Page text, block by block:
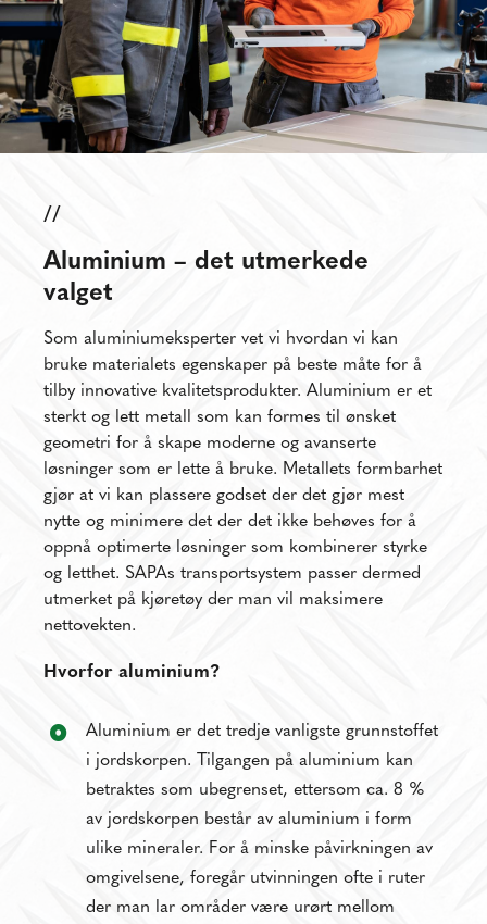
//
Aluminium – det utmerkede
valget
Som aluminiumeksperter vet vi hvordan vi kan
bruke materialets egenskaper på beste måte for å
tilby innovative kvalitetsprodukter. Aluminium er et
sterkt og lett metall som kan formes til ønsket
geometri for å skape moderne og avanserte
løsninger som er lette å bruke. Metallets formbarhet
gjør at vi kan plassere godset der det gjør mest
nytte og minimere det der det ikke behøves for å
oppnå optimerte løsninger som kombinerer styrke
og letthet. SAPAs transportsystem passer dermed
utmerket på kjøretøy der man vil maksimere
nettovekten.
Hvorfor aluminium?
Aluminium er det tredje vanligste grunnstoffet
i jordskorpen. Tilgangen på aluminium kan
betraktes som ubegrenset, ettersom ca. 8 %
av jordskorpen består av aluminium i form
ulike mineraler. For å minske påvirkningen av
omgivelsene, foregår utvinningen ofte i ruter
der man lar områder være urørt mellom